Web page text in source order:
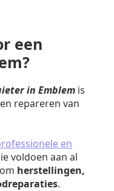
een
in Emblem is
repareren van
en
voldoen aan al
herstellingen,
.